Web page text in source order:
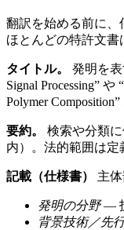
翻訳を始める前に、
ほとんどの特許文書
タイトル。
発明を表
Signal Processing” や
Polymer Composition”
要約。
検索や分類
内）。法的範囲は定
記載（仕様書） 主
発明の分野—
背景技術／先